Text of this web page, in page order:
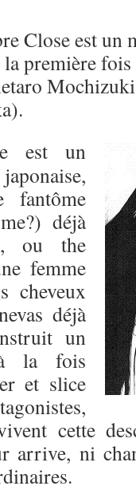
Close est un
première fois
est un
fantôme
déjà
ou the
femme
cheveux
déjà
un
la fois
et slice
cette
arrive, ni